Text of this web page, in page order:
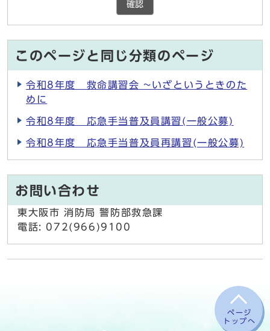
確認
このページと同じ分類のページ
令和8年度 救命講習会 ~いざというときのた
めに
令和8年度 応急手当普及員講習(一般公募)
令和8年度 応急手当普及員再講習(一般公募)
お問い合わせ
東大阪市 消防局 警防部救急課
電話: 072(966)9100
ページ
トップへ